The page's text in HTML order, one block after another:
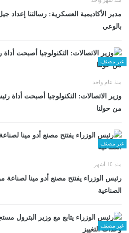
مدير الأكاديمية العسكرية: رسالتنا إعداد
بالوعي
غير مصنف
منذ عام واحد
وزير الاتصالات: التكنولوجيا أصبحت أداة
من حولنا
غير مصنف
منذ 10 أشهر
رئيس الوزراء يفتتح مصنع أدو مينا لصناعة
الصناعية
غير مصنف